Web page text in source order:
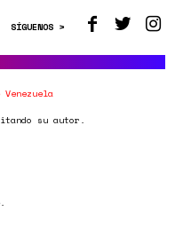
SÍGUENOS >
su autor.